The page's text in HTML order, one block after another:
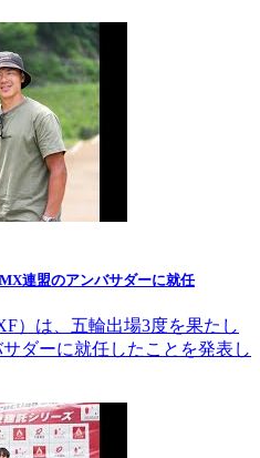
連盟のアンバサダーに就任
）は、五輪出場3度を果たし
ダーに就任したことを発表し